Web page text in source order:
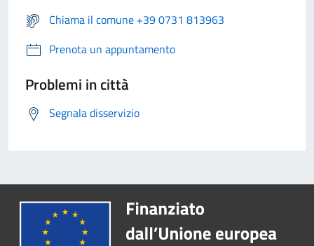
Chiama il comune +39 0731 813963
Prenota un appuntamento
Problemi in città
Segnala disservizio